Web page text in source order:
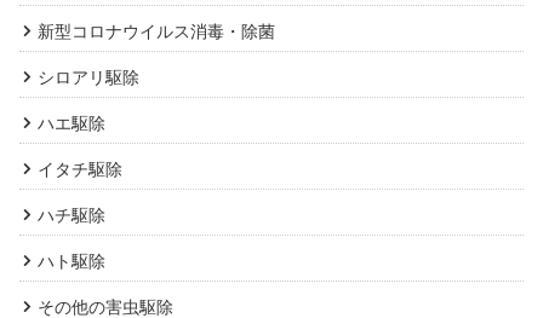
新型コロナウイルス消毒・除菌
シロアリ駆除
ハエ駆除
イタチ駆除
ハチ駆除
ハト駆除
その他の害虫駆除